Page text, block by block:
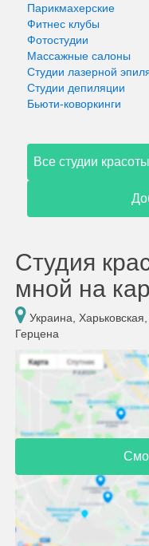
Парикмахерские
Фитнес клубы
Фотостудии
Массажные салоны
Студии лазерной
Студии депиляции
Бьюти-коворкинги
Все студии
Студия
мной на
Украина,
Герцена